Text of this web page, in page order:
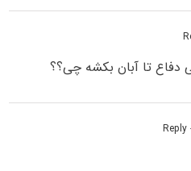
دفاع تا آبان بکشه چی؟؟
-